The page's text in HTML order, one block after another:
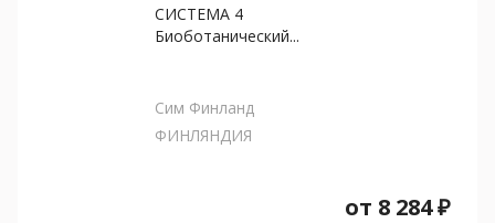
СИСТЕМА 4
Биоботанический...
Сим Финланд
ФИНЛЯНДИЯ
от 8 284₽